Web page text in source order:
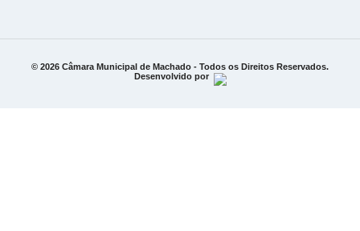
© 2026 Câmara Municipal de Machado - Todos os Direitos Reservados.
Desenvolvido por